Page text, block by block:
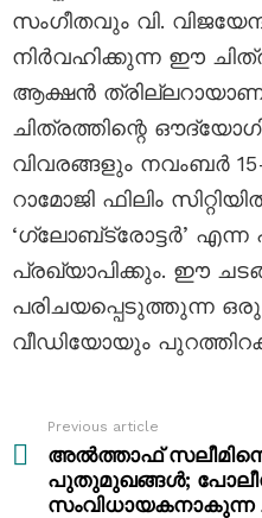
സംഗീതവും വി.
നിർവഹിക്കുന്ന ഈ
ആക്ഷൻ
ചിത്രത്തിന്റെ
വിവരങ്ങളും നവംബർ
റാമോജി ഫിലിം
‘ഗ്ലോബ്ട്രോട്ടർ’ എന്ന
പ്രഖ്യാപിക്കും. ഈ
പരിചയപ്പെടുത്തുന്ന
വീഡിയോയും
more
Previous article
അൽത്താഫ്
പുതുമുഖങ്ങൾ;
സംവിധായകനാകുന്ന